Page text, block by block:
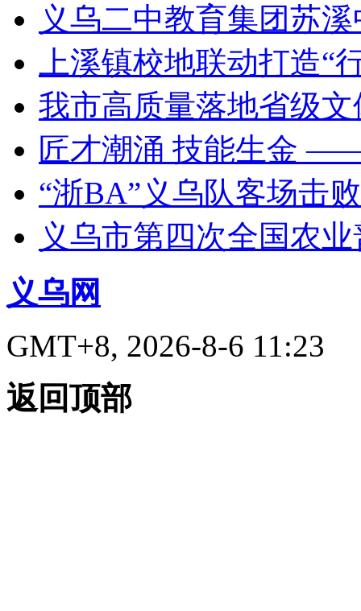
义乌二中教育集团苏
上溪镇校地联动打造“
我市高质量落地省级
匠才潮涌 技能生金
“浙BA”义乌队客场击
义乌市第四次全国农
义乌网
GMT+8, 2026-8-6 11:23
返回顶部